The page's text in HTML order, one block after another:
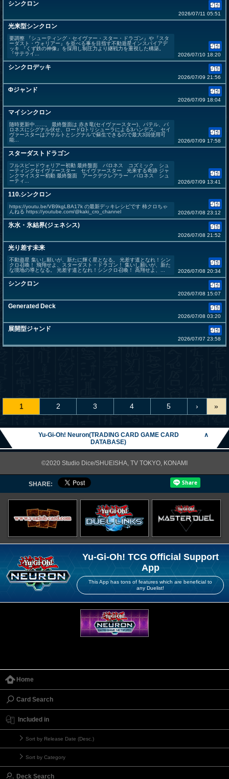
シンクロン
2026/07/11 05:51
光来型シンクロン
要調整 『シューティング・セイヴァー・スター・ドラゴン』や『スタ
ーダスト・ウォリアー』を並べる事を目指す不動遊星インスパイアデ
ッキ 『くず鉄の神像』を採用し制圧力より継戦力を重視した構築。
『サテライ...
2026/07/10 18:20
シンクロデッキ
2026/07/09 21:56
Φジャンド
2026/07/09 18:04
マイシンクロン
随時更新中……。 最終盤面は 赤き竜(セイヴァースター)、パテル、バ
ロネスにシグナル伏せ、ロードΩトリシューラによる3ハンデス。 セイ
ヴァースターはアサルトとシグナルで蘇生できるので最大3回使用可
能...
2026/07/09 17:58
スターダストドラゴン
フルスピードウォリアー初動 最終盤面 バロネス コズミック シュ
ーティングセイヴァースター セイヴァースター 光来する奇跡 ジャ
ンクマイスター初動 最終盤面 アークデクレアラー バロネス シュ
ーティ...
2026/07/09 13:41
110.シンクロン
https://youtu.be/VB9kgLBA17k の最新デッキレシピです 柿クロちゃ
んねる https://youtube.com/@kaki_cro_channel
2026/07/08 23:12
氷水・氷結界(ジェネシス)
2026/07/08 21:52
光り差す未来
不動遊星 集いし願いが、新たに輝く星となる。 光差す道となれ！シン
クロ召喚！ 飛翔せよ、スターダスト・ドラゴン！ 集いし願いが、新た
な境地の導となる。 光差す道となれ！シンクロ召喚！ 高翔せよ、...
2026/07/08 20:34
シンクロン
2026/07/08 15:07
Generated Deck
2026/07/08 03:20
展開型ジャンド
2026/07/07 23:58
1 2 3 4 5 › »
Yu-Gi-Oh! Neuron(TRADING CARD GAME CARD
DATABASE)
∧
©2020 Studio Dice/SHUEISHA, TV TOKYO, KONAMI
SHARE:
Yu-Gi-Oh! TCG Official Support
App
This App has tons of features which are beneficial to
any Duelist!
Home
Card Search
Included in
Sort by Release Date (Desc.)
Sort by Category
Deck Search